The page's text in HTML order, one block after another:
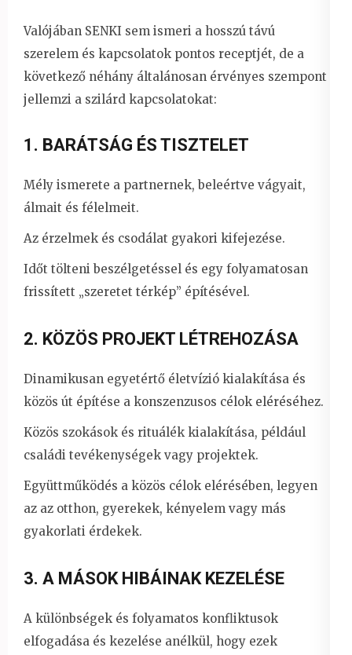
Valójában SENKI sem ismeri a hosszú távú
szerelem és kapcsolatok pontos receptjét, de a
következő néhány általánosan érvényes szempont
jellemzi a szilárd kapcsolatokat:
1. BARÁTSÁG ÉS TISZTELET
Mély ismerete a partnernek, beleértve vágyait,
álmait és félelmeit.
Az érzelmek és csodálat gyakori kifejezése.
Időt tölteni beszélgetéssel és egy folyamatosan
frissített „szeretet térkép” építésével.
2. KÖZÖS PROJEKT LÉTREHOZÁSA
Dinamikusan egyetértő életvízió kialakítása és
közös út építése a konszenzusos célok eléréséhez.
Közös szokások és rituálék kialakítása, például
családi tevékenységek vagy projektek.
Együttműködés a közös célok elérésében, legyen
az az otthon, gyerekek, kényelem vagy más
gyakorlati érdekek.
3. A MÁSOK HIBÁINAK KEZELÉSE
A különbségek és folyamatos konfliktusok
elfogadása és kezelése anélkül, hogy ezek